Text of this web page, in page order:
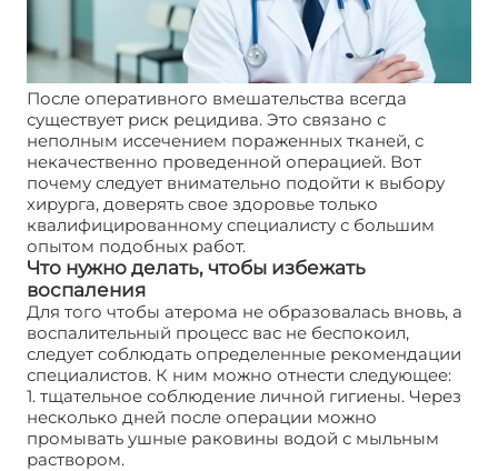
После оперативного вмешательства всегда
существует риск рецидива. Это связано с
неполным иссечением пораженных тканей, с
некачественно проведенной операцией. Вот
почему следует внимательно подойти к выбору
хирурга, доверять свое здоровье только
квалифицированному специалисту с большим
опытом подобных работ.
Что нужно делать, чтобы избежать
воспаления
Для того чтобы атерома не образовалась вновь, а
воспалительный процесс вас не беспокоил,
следует соблюдать определенные рекомендации
специалистов. К ним можно отнести следующее:
1. тщательное соблюдение личной гигиены. Через
несколько дней после операции можно
промывать ушные раковины водой с мыльным
раствором.